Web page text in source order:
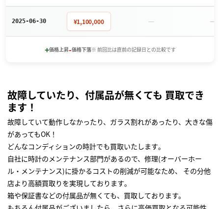
2025-06-30 ¥1,100,000 － －
+価格上昇-価格下落※ 前回比は直前の記録日との比較です
故障していたり、付属品が無くても 買取でき
ます！
故障していて動作しなかったり、ガラス割れがあったり、大きな傷
があってもOK！
どんなコンディションの時計でも買取いたします｡
自社に時計のメンテナンス部門があるので、修理(オーバーホー
ル・メンテナンス)に掛かるコストの削減が可能なため、 その分他
店より高額買取りを実現しております｡
箱や保証書などの付属品が無くても、買取しております。